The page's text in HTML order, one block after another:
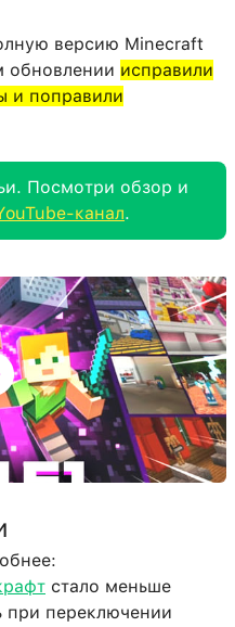
версию Minecraft
обновлении исправили
и поправили
Посмотри обзор и
канал.
стало меньше
при переключении